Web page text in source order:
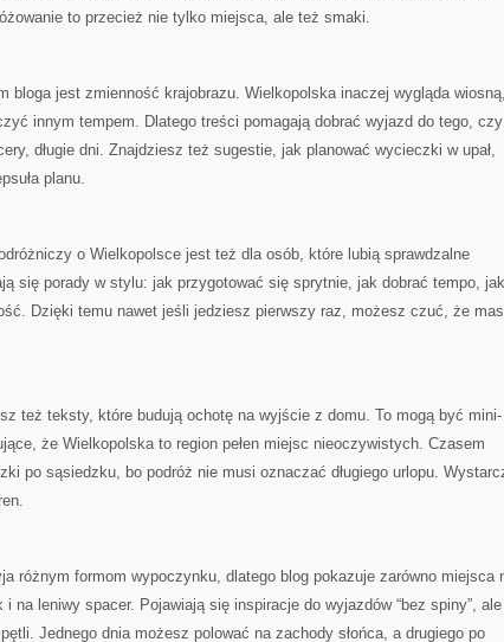
to przecież nie tylko miejsca, ale też smaki.
bloga jest zmienność krajobrazu. Wielkopolska inaczej wygląda
innym tempem. Dlatego treści pomagają dobrać wyjazd do tego, czy
długie dni. Znajdziesz też sugestie, jak planować wycieczki w upał,
planu.
o Wielkopolsce jest też dla osób, które lubią sprawdzalne
się porady w stylu: jak przygotować się sprytnie, jak dobrać tempo, jak
Dzięki temu nawet jeśli jedziesz pierwszy raz, możesz czuć, że
też teksty, które budują ochotę na wyjście z domu. To mogą być mini-
że Wielkopolska to region pełen miejsc nieoczywistych. Czasem
po sąsiedzku, bo podróż nie musi oznaczać długiego urlopu.
różnym formom wypoczynku, dlatego blog pokazuje zarówno miejsca
i na leniwy spacer. Pojawiają się inspiracje do wyjazdów “bez spiny”, ale
Jednego dnia możesz polować na zachody słońca, a drugiego po